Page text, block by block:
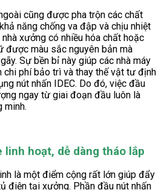
cũng được pha trộn các chất
năng chống va đập và chịu nhiệt
xưởng có nhiều hóa chất hoặc
được màu sắc nguyên bản mà
Sự bền bỉ này giúp các nhà máy
phí bảo trì và thay thế vật tư định
nút nhấn IDEC. Do đó, việc đầu
ngay từ giai đoạn đầu luôn là
minh.
linh hoạt, dễ dàng tháo lắp
là một điểm cộng rất lớn giúp đẩy
điện tại xưởng. Phần đầu nút nhấn